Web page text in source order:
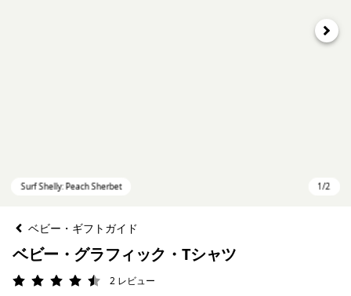
次へ
ベビー・ギフトガイド
ベビー・グラフィック・Tシャツ
評価: 4.5 / 5
2 レビュー